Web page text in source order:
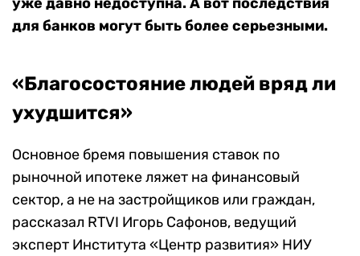
для банков могут быть более серьезными.
«Благосостояние людей вряд ли
ухудшится»
Основное бремя повышения ставок по
рыночной ипотеке ляжет на финансовый
сектор, а не на застройщиков или граждан,
рассказал RTVI Игорь Сафонов, ведущий
эксперт Института «Центр развития» НИУ